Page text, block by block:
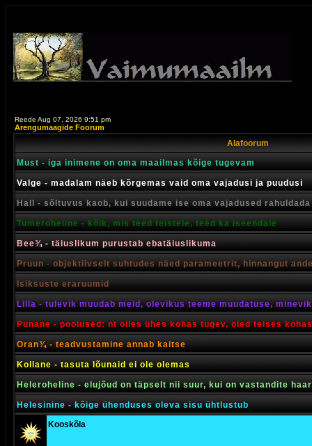
Reede Aug 07, 2026 9:51 pm
Arengumaagide Foorum
Alafoorum
Must - iga inimene on oma maailmas kõige tugevam
Valge - madalam näeb kõrgemas vaid oma vajadusi ja puudusi
Hall - sõltuvus kaob, kui suudame ise oma vajadused rahuldada
Tumeroheline - kõik, mis teed teistele, teed ka iseendale
Bee¾ - täiuslikum purustab ebatäiuslikuma
Pruun - objektiivselt suhtudes näed parameetrit, hinnangut
Isiksuste eraruumid
Lilla - tulevik muudab meid, olevikus teeme muudatuse,
Punane - poolused: nt olles ühes kohas tugev, oled teises
Oran¾ - teadvustamine annab kaitse
Kollane - tasuta lõunaid ei ole olemas
Heleroheline - elujõud on täpselt nii suur, kui on vastandite
Helesinine - kõige ühenduses oleva sisu ühtlustub
Kooskõla